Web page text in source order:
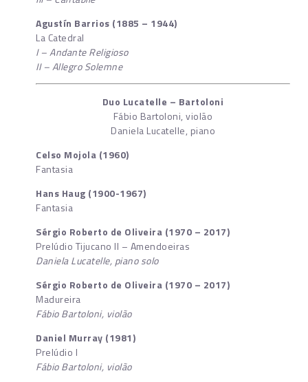
Agustín Barrios (1885 – 1944)
La Catedral
I – Andante Religioso
II – Allegro Solemne
Duo Lucatelle – Bartoloni
Fábio Bartoloni, violão
Daniela Lucatelle, piano
Celso Mojola (1960)
Fantasia
Hans Haug (1900-1967)
Fantasia
Sérgio Roberto de Oliveira (1970 – 2017)
Prelúdio Tijucano II – Amendoeiras
Daniela Lucatelle, piano solo
Sérgio Roberto de Oliveira (1970 – 2017)
Madureira
Fábio Bartoloni, violão
Daniel Murray (1981)
Prelúdio I
Fábio Bartoloni, violão